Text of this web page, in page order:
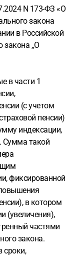
N 173-ФЗ «О
закона
в Российской
закона „О
в части 1
(с учетом
пенсии)
индексации,
Сумма такой
фиксированной
в котором
(увеличения),
частями
закона.
сроки,